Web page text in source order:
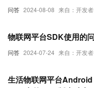
问答 2024-08-08 来自：开发
问答 2024-07-24 来自：开发
物联网平台SDK使用的
生活物联网平台